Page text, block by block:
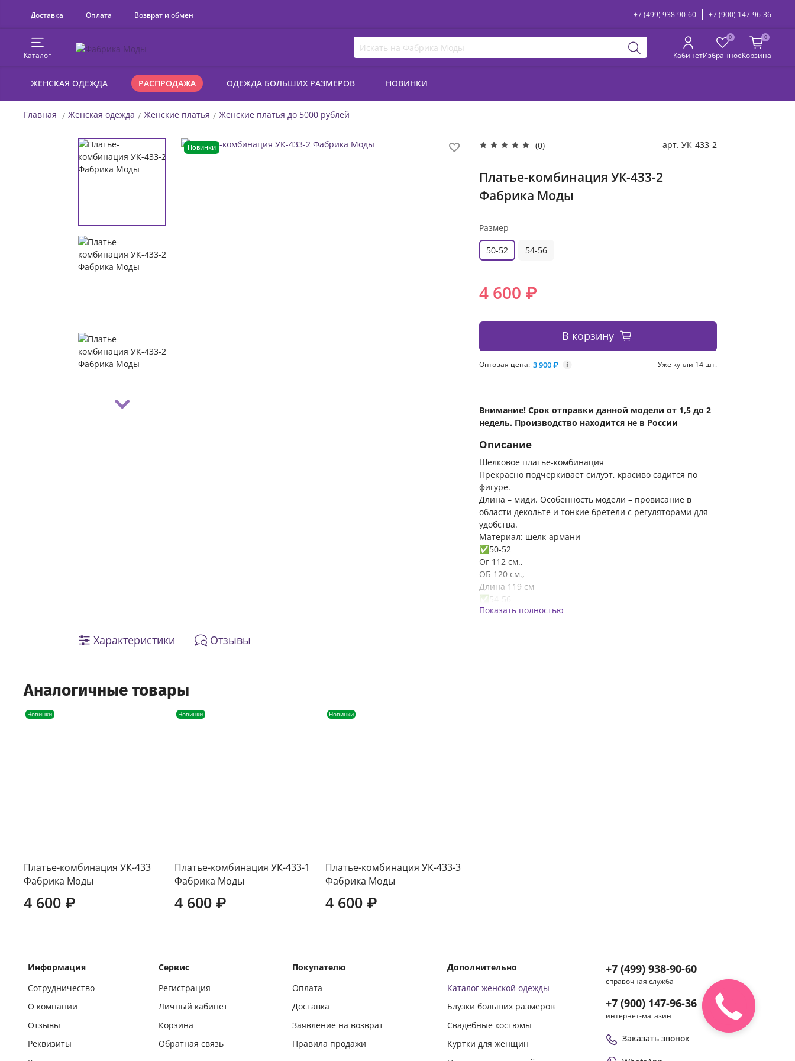
Доставка Оплата Возврат и обмен +7 (499) 938-90-60 +7 (900) 147-96-36
Каталог Кабинет
0
Избранное
0
Корзина
ЖЕНСКАЯ ОДЕЖДА РАСПРОДАЖА ОДЕЖДА БОЛЬШИХ РАЗМЕРОВ НОВИНКИ
Главная Женская одежда Женские платья Женские платья до 5000 рублей
Новинки (0) арт. УК-433-2
Платье-комбинация УК-433-2
Фабрика Моды
Размер
50-52
54-56
4 600 ₽
В корзину
Оптовая цена: 3 900 ₽ i Уже купли 14 шт.
Внимание! Срок отправки данной модели от 1,5 до 2
недель. Производство находится не в России
Описание
Шелковое платье-комбинация
Прекрасно подчеркивает силуэт, красиво садится по
фигуре.
Длина – миди. Особенность модели – провисание в
области декольте и тонкие бретели с регуляторами для
удобства.
Материал: шелк-армани
✅50-52
Ог 112 см.,
ОБ 120 см.,
Длина 119 см
✅54-56
ОГ 120 см.,
Показать полностью
Характеристики Отзывы
Аналогичные товары
Новинки
Платье-комбинация УК-433
Фабрика Моды
4 600 ₽
Новинки
Платье-комбинация УК-433-1
Фабрика Моды
4 600 ₽
Новинки
Платье-комбинация УК-433-3
Фабрика Моды
4 600 ₽
Информация
Сотрудничество
О компании
Отзывы
Реквизиты
Сервис
Регистрация
Личный кабинет
Корзина
Обратная связь
Покупателю
Оплата
Доставка
Заявление на возврат
Правила продажи
Дополнительно
Каталог женской одежды
Блузки больших размеров
Свадебные костюмы
Куртки для женщин
+7 (499) 938-90-60
справочная служба
+7 (900) 147-96-36
интернет-магазин
Заказать звонок